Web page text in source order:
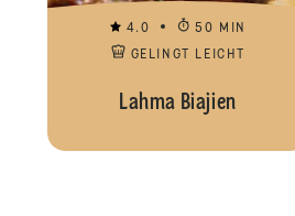
4.0
50 MIN
GELINGT LEICHT
Lahma Biajien